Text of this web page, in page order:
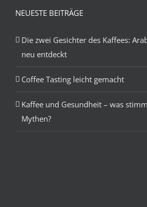
NEUESTE BEITRÄGE
Die zwei Gesichter des Kaffees:
neu entdeckt
Coffee Tasting leicht gemacht
Kaffee und Gesundheit – was
Mythen?